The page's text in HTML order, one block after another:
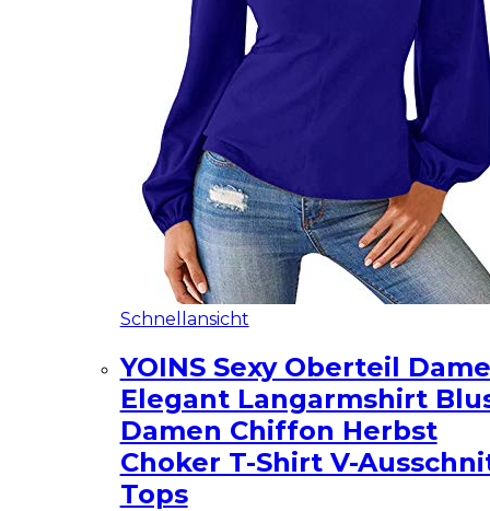
Schnellansicht
YOINS Sexy Oberteil
Elegant Langarmshirt
Damen Chiffon Herbst
Choker T-Shirt V-
Tops